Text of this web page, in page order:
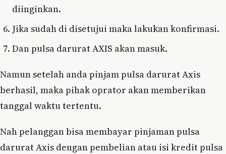
diinginkan.
Jika sudah di disetujui maka lakukan konfirmasi.
Dan pulsa darurat AXIS akan masuk.
Namun setelah anda pinjam pulsa darurat Axis
berhasil, maka pihak oprator akan memberikan
tanggal waktu tertentu.
Nah pelanggan bisa membayar pinjaman pulsa
darurat Axis dengan pembelian atau isi kredit pulsa